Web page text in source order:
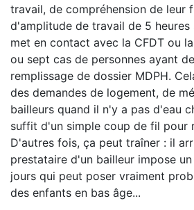
travail, de compréhension de leur
d'amplitude de travail de 5 heures
met en contact avec la CFDT ou
ou sept cas de personnes ayant
remplissage de dossier MDPH.
des demandes de logement, de
bailleurs quand il n'y a pas d'eau
suffit d'un simple coup de fil pour
D'autres fois, ça peut traîner : il
prestataire d'un bailleur impose
jours qui peut poser vraiment
des enfants en bas âge...